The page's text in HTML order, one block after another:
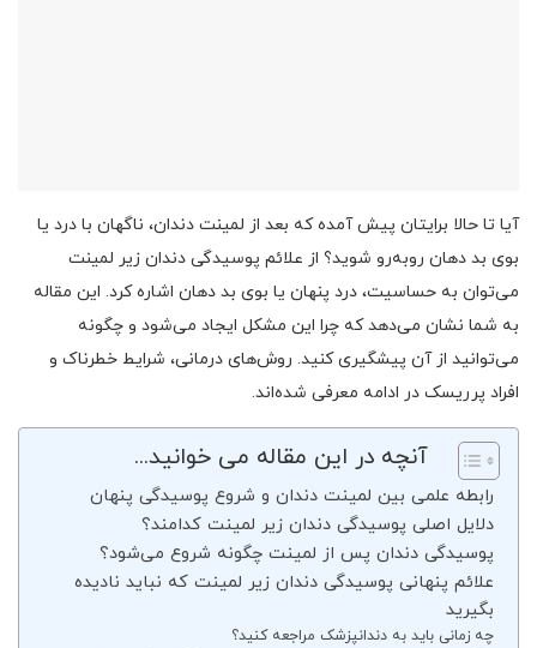
آیا تا حالا برایتان پیش آمده که بعد از لمینت دندان، ناگهان با درد یا
بوی بد دهان روبه‌رو شوید؟ از علائم پوسیدگی دندان زیر لمینت
می‌توان به حساسیت، درد پنهان یا بوی بد دهان اشاره کرد. این مقاله
به شما نشان می‌دهد که چرا این مشکل ایجاد می‌شود و چگونه
می‌توانید از آن پیشگیری کنید. روش‌های درمانی، شرایط خطرناک و
افراد پرریسک در ادامه معرفی شده‌اند.
آنچه در این مقاله می خوانید...
رابطه علمی بین لمینت دندان و شروع پوسیدگی پنهان
دلایل اصلی پوسیدگی دندان زیر لمینت کدامند؟
پوسیدگی دندان پس از لمینت چگونه شروع می‌شود؟
علائم پنهانی پوسیدگی دندان زیر لمینت که نباید نادیده
بگیرید
چه زمانی باید به دندانپزشک مراجعه کنید؟